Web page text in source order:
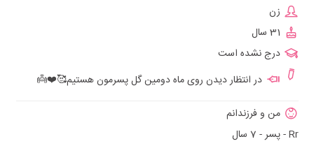
زن
31 سال
درج نشده است
در انتظار دیدن روی ماه دومین گل پسرمون هستیم🥰❤️👼
من و فرزندانم
Rr - پسر - 7 سال